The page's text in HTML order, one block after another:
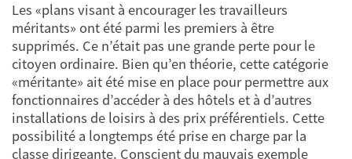
Les «plans visant à encourager les travailleurs
méritants» ont été parmi les premiers à être
supprimés. Ce n’était pas une grande perte pour le
citoyen ordinaire. Bien qu’en théorie, cette catégorie
«méritante» ait été mise en place pour permettre aux
fonctionnaires d’accéder à des hôtels et à d’autres
installations de loisirs à des prix préférentiels. Cette
possibilité a longtemps été prise en charge par la
classe dirigeante. Conscient du mauvais exemple